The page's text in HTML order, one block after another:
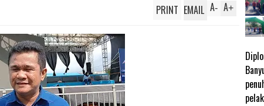
A+
A-
PRINT EMAIL